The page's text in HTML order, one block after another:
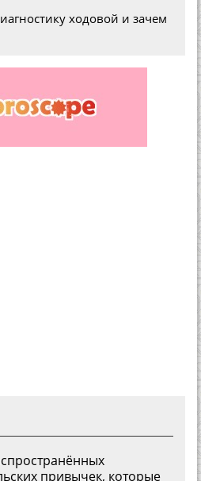
ходовой и зачем
привычек, которые